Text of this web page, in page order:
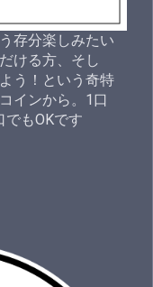
存分楽しみたい
ける方、そし
う！という奇特
インから。1口
でもOKです